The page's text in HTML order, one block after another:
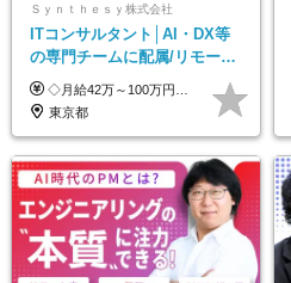
Ｓｙｎｔｈｅｓｙ株式会社
ITコンサルタント│AI・DX等
の専門チームに配属/リモート
×フレックス/Big4と同水準の
給与・待遇
◇月給42万～100万円＋賞与年2回 └年収900～1600万円可能 ★☆年収例☆★ ◎37歳・元開発エンジニア └年収900万（2年後に年収150万UP実績） ◎40歳・元SierのPM └年収1400万（2年後に年収300万UP実績） ◎43歳・元コンサルタント └年収1600万（2年後に年収200万UP実績） ※経験・スキルを考慮し決定します ※試用期間3～6カ月あり（その間の待遇に差異はありません） 【固定残業代について】 なし（残業代は、実際の労働時間に応じて別途全額支給）
東京都